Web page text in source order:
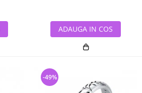
ADAUGA IN COS
-49%